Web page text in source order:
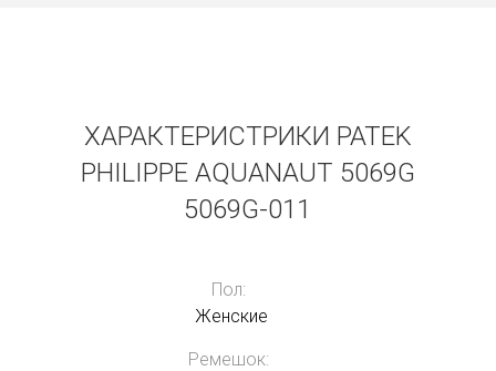
ХАРАКТЕРИСТРИКИ PATEK
PHILIPPE AQUANAUT 5069G
5069G-011
Пол:
Женские
Ремешок: